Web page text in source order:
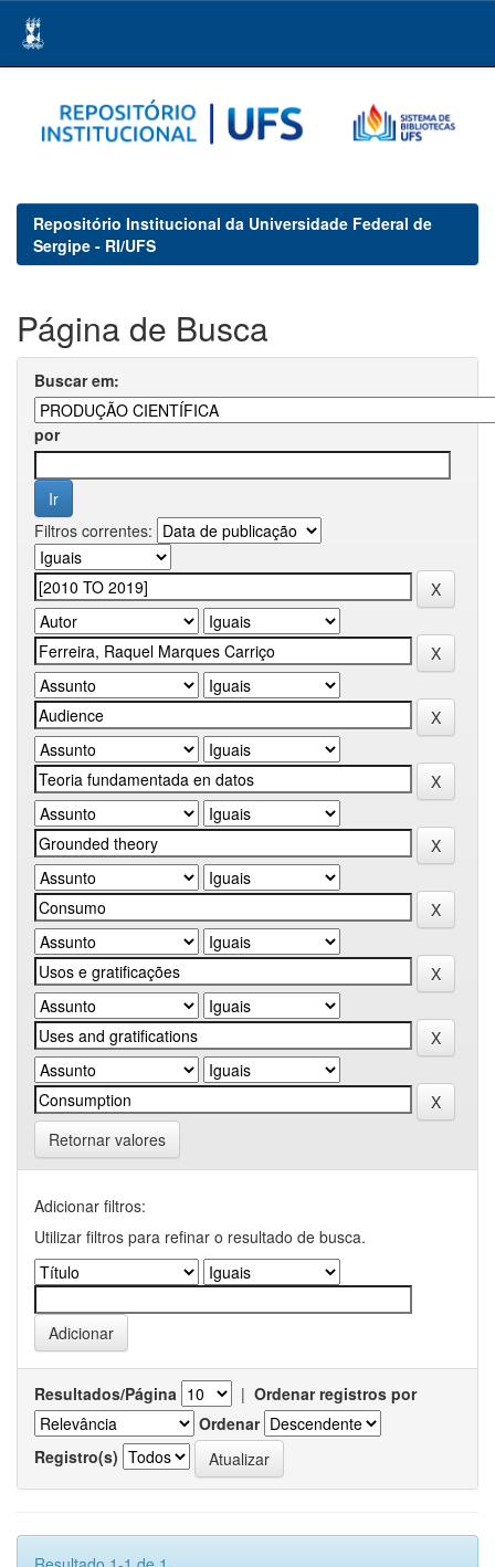
navigation
Repositório Institucional da Universidade Federal de
Sergipe - RI/UFS
Página de Busca
Buscar em:
por
Filtros correntes:
Retornar valores
Adicionar filtros:
Utilizar filtros para refinar o resultado de busca.
Resultados/Página | Ordenar registros por
Ordenar
Registro(s)